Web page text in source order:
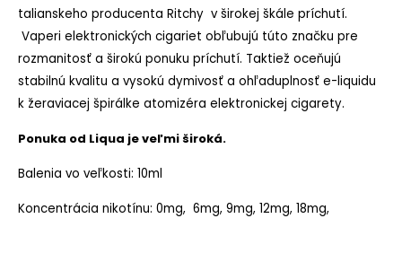
talianskeho producenta Ritchy v širokej škále príchutí.
Vaperi elektronických cigariet obľubujú túto značku pre
rozmanitosť a širokú ponuku príchutí. Taktiež oceňujú
stabilnú kvalitu a vysokú dymivosť a ohľaduplnosť e-liquidu
k žeraviacej špirálke atomizéra elektronickej cigarety.
Ponuka od Liqua je veľmi široká.
Balenia vo veľkosti: 10ml
Koncentrácia nikotínu: 0mg, 6mg, 9mg, 12mg, 18mg,